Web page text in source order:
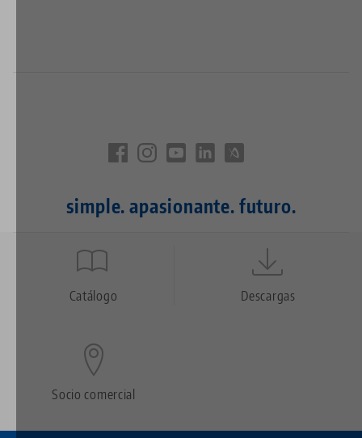
simple. apasionante. futuro.
Quicklinks
FooterCatálogo Descargas
Socio comercial